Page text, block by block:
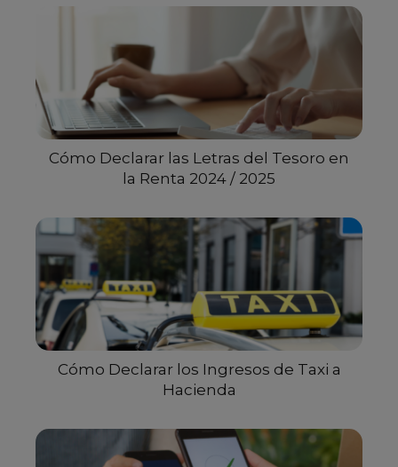
Cómo Declarar las Letras del Tesoro en
la Renta 2024 / 2025
Cómo Declarar los Ingresos de Taxi a
Hacienda